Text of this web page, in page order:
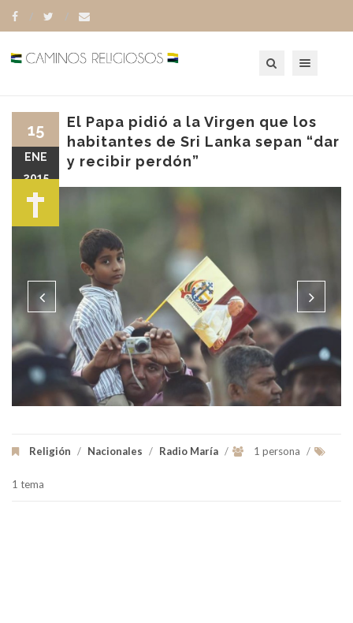
El Papa pidió a la Virgen que los
habitantes de Sri Lanka sepan “dar
y recibir perdón”
Religión / Nacionales / Radio María / 1 persona /
1 tema
15
ENE
2015